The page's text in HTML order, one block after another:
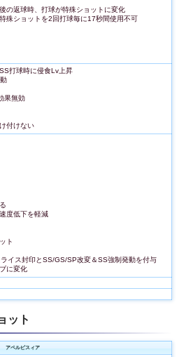
の返球時、打球が特殊ショットに変化
殊ショットを2回打球毎に17秒間使用不可
打球時に侵食Lv上昇
果無効
付けない
度低下を軽減
ト
イス封印とSS/GS/SP改変＆SS強制発動を付与
に変化
ット
アペルピスィア